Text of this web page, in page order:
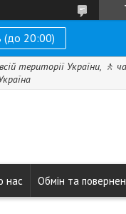
(до 20:00)
території України, 🚶
нас Обмін та